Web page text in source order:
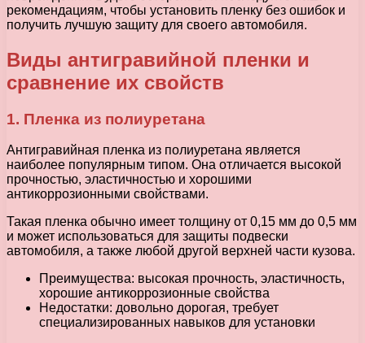
рекомендациям, чтобы установить пленку без ошибок и
получить лучшую защиту для своего автомобиля.
Виды антигравийной пленки и
сравнение их свойств
1. Пленка из полиуретана
Антигравийная пленка из полиуретана является
наиболее популярным типом. Она отличается высокой
прочностью, эластичностью и хорошими
антикоррозионными свойствами.
Такая пленка обычно имеет толщину от 0,15 мм до 0,5 мм
и может использоваться для защиты подвески
автомобиля, а также любой другой верхней части кузова.
Преимущества: высокая прочность, эластичность,
хорошие антикоррозионные свойства
Недостатки: довольно дорогая, требует
специализированных навыков для установки